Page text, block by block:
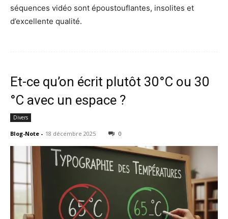
séquences vidéo sont époustouflantes, insolites et
d’excellente qualité.
Et-ce qu’on écrit plutôt 30°C ou 30
°C avec un espace ?
Divers
Blog-Note - 18 décembre 2025 0